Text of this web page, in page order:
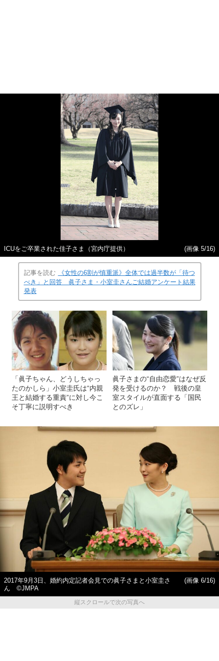
ICUをご卒業された佳子さま（宮内庁提供） (画像 5/16)
記事を読む
《女性の6割が慎重派》全体では過半数が「待つ
べき」と回答 眞子さま・小室圭さんご結婚アンケート結果
発表
「眞子ちゃん、どうしちゃっ
たのかしら」小室圭氏は“内親
王と結婚する重責”に対し今こ
そ丁寧に説明すべき
眞子さまの“自由恋愛”はなぜ反
発を受けるのか？ 戦後の皇
室スタイルが直面する「国民
とのズレ」
2017年9月3日、婚約内定記者会見での眞子さまと小室圭さ
ん ©JMPA
(画像 6/16)
縦スクロールで次の写真へ